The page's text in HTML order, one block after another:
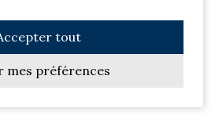
tout
mes préférences